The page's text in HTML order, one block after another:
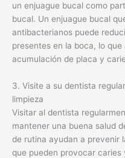
un enjuague bucal como
bucal. Un enjuague bucal
antibacterianos puede
presentes en la boca, lo
acumulación de placa y
3. Visite a su dentista
limpieza
Visitar al dentista
mantener una buena salud
de rutina ayudan a prevenir
que pueden provocar